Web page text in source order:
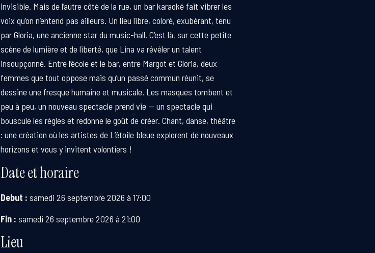
invisible. Mais de l’autre côté de la rue, un bar karaoké fait vibrer les
voix qu’on n’entend pas ailleurs. Un lieu libre, coloré, exubérant, tenu
par Gloria, une ancienne star du music-hall. C’est là, sur cette petite
scène de lumière et de liberté, que Lina va révéler un talent
insoupçonné. Entre l’école et le bar, entre Margot et Gloria, deux
femmes que tout oppose mais qu’un passé commun réunit, se
dessine une fresque humaine et musicale. Les masques tombent et
peu à peu, un nouveau spectacle prend vie — un spectacle qui
bouscule les règles et redonne le goût de créer. Chant, danse, théâtre
: une création où les artistes de L’étoile bleue explorent de nouveaux
horizons et vous y invitent volontiers !
Date et horaire
Debut : samedi 26 septembre 2026 à 17:00
Fin : samedi 26 septembre 2026 à 21:00
Lieu